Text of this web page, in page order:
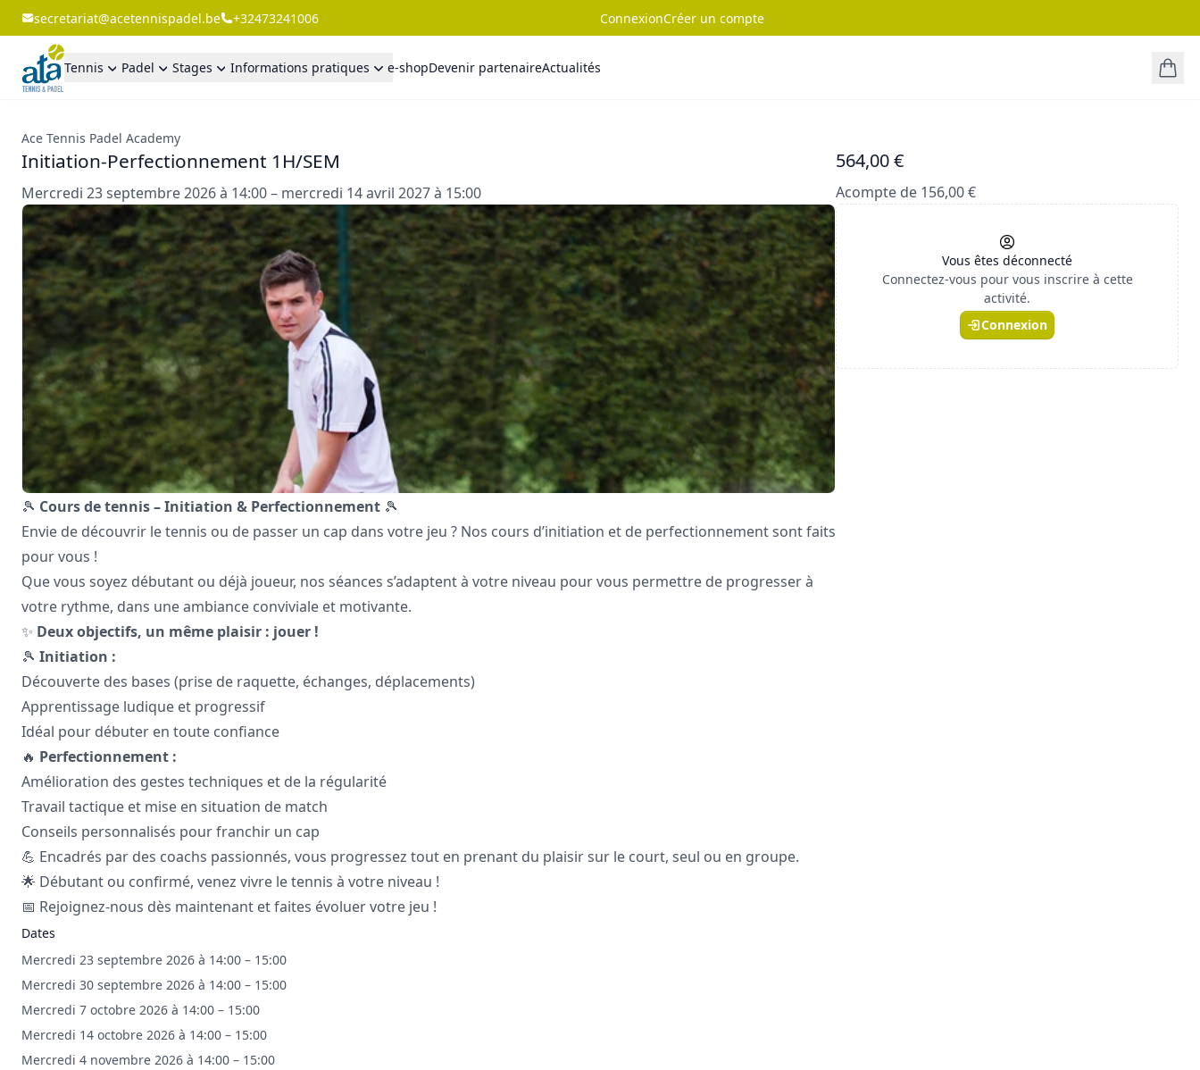
secretariat@acetennispadel.be +32473241006 ConnexionCréer un compte
Tennis Padel Stages Informations pratiques e-shopDevenir partenaireActualités
Ace Tennis Padel Academy
Initiation-Perfectionnement 1H/SEM
Mercredi 23 septembre 2026 à 14:00 – mercredi 14 avril 2027 à 15:00
564,00 €
Acompte de 156,00 €
🎾 Cours de tennis – Initiation & Perfectionnement 🎾
Envie de découvrir le tennis ou de passer un cap dans votre jeu ? Nos cours d’initiation et de perfectionnement sont faits
pour vous !
Que vous soyez débutant ou déjà joueur, nos séances s’adaptent à votre niveau pour vous permettre de progresser à
votre rythme, dans une ambiance conviviale et motivante.
✨ Deux objectifs, un même plaisir : jouer !
🎾 Initiation :
Découverte des bases (prise de raquette, échanges, déplacements)
Apprentissage ludique et progressif
Idéal pour débuter en toute confiance
🔥 Perfectionnement :
Amélioration des gestes techniques et de la régularité
Travail tactique et mise en situation de match
Conseils personnalisés pour franchir un cap
💪 Encadrés par des coachs passionnés, vous progressez tout en prenant du plaisir sur le court, seul ou en groupe.
🌟 Débutant ou confirmé, venez vivre le tennis à votre niveau !
📅 Rejoignez-nous dès maintenant et faites évoluer votre jeu !
Dates
Mercredi 23 septembre 2026 à 14:00 – 15:00
Mercredi 30 septembre 2026 à 14:00 – 15:00
Mercredi 7 octobre 2026 à 14:00 – 15:00
Mercredi 14 octobre 2026 à 14:00 – 15:00
Mercredi 4 novembre 2026 à 14:00 – 15:00
Vous êtes déconnecté
Connectez-vous pour vous inscrire à cette
activité.
Connexion